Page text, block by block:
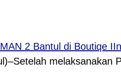
2 Bantul di Boutiqe
melaksanakan